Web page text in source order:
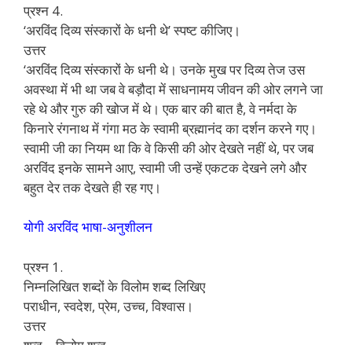
प्रश्न 4.
‘अरविंद दिव्य संस्कारों के धनी थे’ स्पष्ट कीजिए।
उत्तर
‘अरविंद दिव्य संस्कारों के धनी थे। उनके मुख पर दिव्य तेज उस
अवस्था में भी था जब वे बड़ौदा में साधनामय जीवन की ओर लगने जा
रहे थे और गुरु की खोज में थे। एक बार की बात है, वे नर्मदा के
किनारे रंगनाथ में गंगा मठ के स्वामी ब्रह्मानंद का दर्शन करने गए।
स्वामी जी का नियम था कि वे किसी की ओर देखते नहीं थे, पर जब
अरविंद इनके सामने आए, स्वामी जी उन्हें एकटक देखने लगे और
बहुत देर तक देखते ही रह गए।
योगी अरविंद भाषा-अनुशीलन
प्रश्न 1.
निम्नलिखित शब्दों के विलोम शब्द लिखिए
पराधीन, स्वदेश, प्रेम, उच्च, विश्वास।
उत्तर